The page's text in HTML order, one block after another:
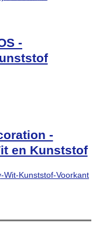
-
-
en Kunststof